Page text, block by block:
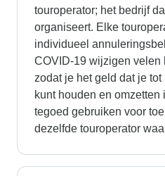
touroperator; het bedrijf
organiseert. Elke
individueel
COVID-19 wijzigen velen
zodat je het geld dat je
kunt houden en omzetten
tegoed gebruiken voor
dezelfde touroperator